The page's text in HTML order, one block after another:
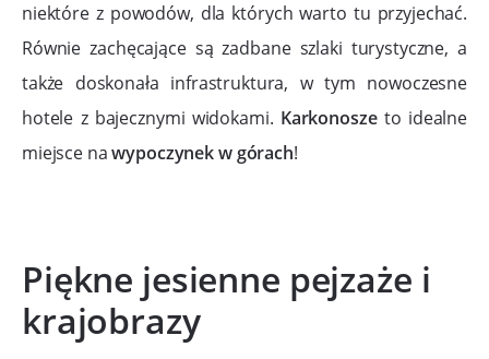
niektóre z powodów, dla których warto tu przyjechać.
Równie zachęcające są zadbane szlaki turystyczne, a
także doskonała infrastruktura, w tym nowoczesne
hotele z bajecznymi widokami. Karkonoszeto idealne
miejsce nawypoczynek w górach!
Piękne jesienne pejzaże i
krajobrazy